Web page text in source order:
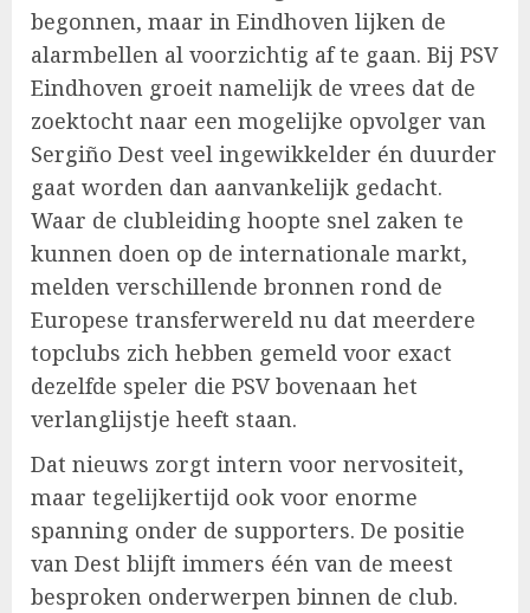
begonnen, maar in Eindhoven lijken de
alarmbellen al voorzichtig af te gaan. Bij PSV
Eindhoven groeit namelijk de vrees dat de
zoektocht naar een mogelijke opvolger van
Sergiño Dest veel ingewikkelder én duurder
gaat worden dan aanvankelijk gedacht.
Waar de clubleiding hoopte snel zaken te
kunnen doen op de internationale markt,
melden verschillende bronnen rond de
Europese transferwereld nu dat meerdere
topclubs zich hebben gemeld voor exact
dezelfde speler die PSV bovenaan het
verlanglijstje heeft staan.
Dat nieuws zorgt intern voor nervositeit,
maar tegelijkertijd ook voor enorme
spanning onder de supporters. De positie
van Dest blijft immers één van de meest
besproken onderwerpen binnen de club.